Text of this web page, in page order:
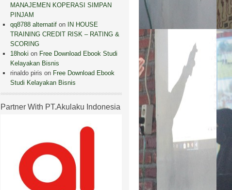
MANAJEMEN KOPERASI SIMPAN
PINJAM
qq8788 alternatif on
IN HOUSE
TRAINING CREDIT RISK – RATING &
SCORING
18hoki on Free Download Ebook Studi
Kelayakan Bisnis
rinaldo piris on Free Download Ebook
Studi Kelayakan Bisnis
Partner With PT.Akulaku Indonesia